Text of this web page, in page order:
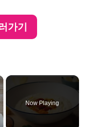
가기
Now Playing